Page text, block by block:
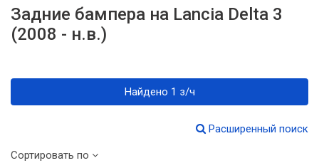
Задние бампера на Lancia Delta 3
(2008 - н.в.)
Найдено 1 з/ч
Расширенный поиск
Сортировать по